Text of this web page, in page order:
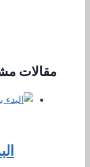
مقالات